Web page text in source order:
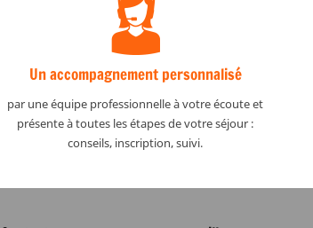
Un accompagnement personnalisé
par une équipe professionnelle à votre écoute et
présente à toutes les étapes de votre séjour :
conseils, inscription, suivi.